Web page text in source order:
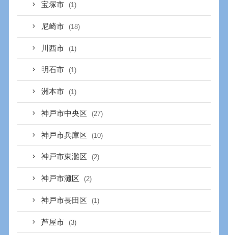
宝塚市 (1)
尼崎市 (18)
川西市 (1)
明石市 (1)
洲本市 (1)
神戸市中央区 (27)
神戸市兵庫区 (10)
神戸市東灘区 (2)
神戸市灘区 (2)
神戸市長田区 (1)
芦屋市 (3)